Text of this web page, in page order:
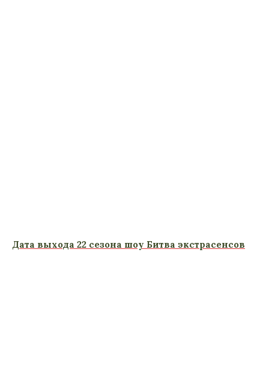
Дата выхода 22 сезона шоу Битва экстрасенсов